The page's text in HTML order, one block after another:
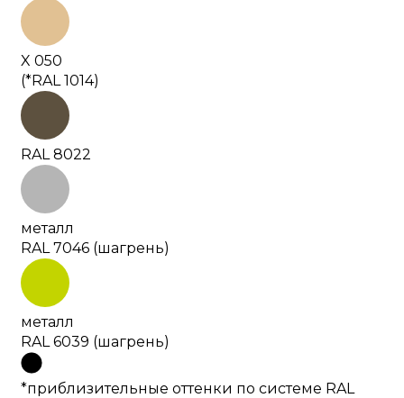
X 050
(*RAL 1014)
RAL 8022
металл
RAL 7046 (шагрень)
металл
RAL 6039 (шагрень)
*приблизительные оттенки по системе RAL